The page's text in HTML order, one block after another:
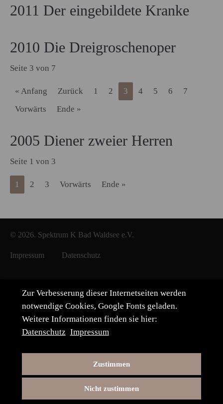
2011 Der eingebildete Kranke
2010 Die Dreigroschenoper
Seite 3 von 7
« Anfang Zurück 1 2 3 4 5 6
7
Vorwärts
Ende »
2005 Diener zweier Herren
Seite 1 von 3
1 2 3 Vorwärts Ende »
© 2026. Spektrum K Bad Waldsee e.V.
Impressum Datenschutz
Zur Verbesserung dieser Internetseiten werden
notwendige Cookies, Google Fonts geladen.
Weitere Informationen finden sie hier:
Datenschutz Impressum
Zustimmen
Nicht zustimmen